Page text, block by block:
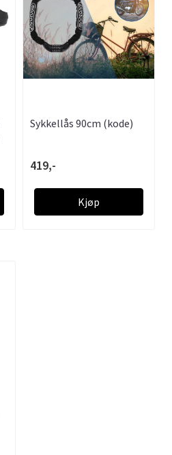
Sykkellås 90cm (kode)
419,-
Kjøp